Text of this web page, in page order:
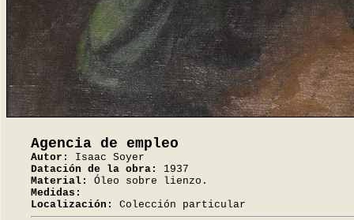
Agencia de empleo
Autor:
Isaac Soyer
Datación de la obra:
1937
Material:
Óleo sobre lienzo.
Medidas:
Localización:
Colección particular